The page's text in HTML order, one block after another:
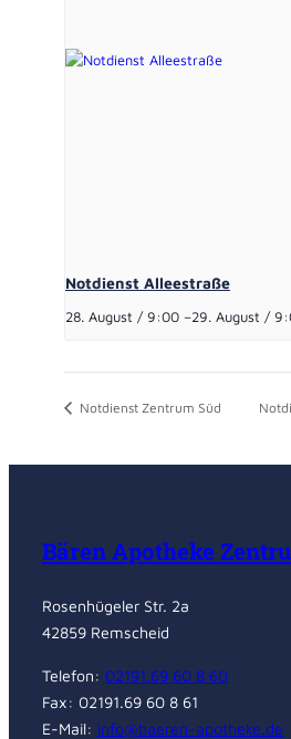
Notdienst Alleestraße
28. August / 9:00 –29. August /
Notdienst Zentrum Süd
Bären Apotheke
Rosenhügeler Str. 2a
42859 Remscheid
Telefon: 02191.69 60 8 60
Fax: 02191.69 60 8 61
E-Mail: info@baeren-apotheke.de